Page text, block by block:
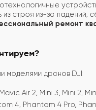
строя из-за
ремонт
моделями дронов DJI:
Air 2, Mini 3, Mini 2,
4, Phantom 4 Pro,